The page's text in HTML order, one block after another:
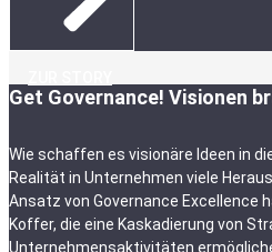
Get Governance! Visionen
Wie schaffen es visionäre Ideen in
Realität in Unternehmen viele
Ansatz von Governance Excellence
Koffer, die eine Kaskadierung von
Unternehmensaktivitäten